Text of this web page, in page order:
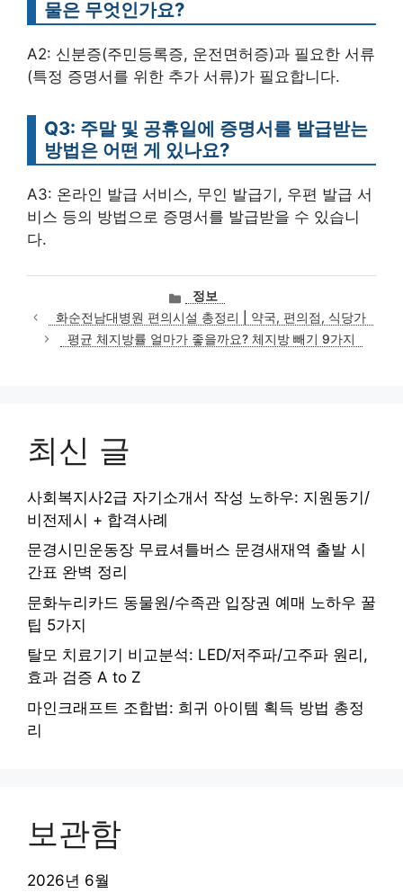
물은 무엇인가요?
A2: 신분증(주민등록증, 운전면허증)과 필요한 서류
(특정 증명서를 위한 추가 서류)가 필요합니다.
Q3: 주말 및 공휴일에 증명서를 발급받는
방법은 어떤 게 있나요?
A3: 온라인 발급 서비스, 무인 발급기, 우편 발급 서
비스 등의 방법으로 증명서를 발급받을 수 있습니
다.
카
테
고
리
정보
화순전남대병원 편의시설 총정리 | 약국, 편의점, 식당가
평균 체지방률 얼마가 좋을까요? 체지방 빼기 9가지
최신 글
사회복지사2급 자기소개서 작성 노하우: 지원동기/
비전제시 + 합격사례
문경시민운동장 무료셔틀버스 문경새재역 출발 시
간표 완벽 정리
문화누리카드 동물원/수족관 입장권 예매 노하우 꿀
팁 5가지
탈모 치료기기 비교분석: LED/저주파/고주파 원리,
효과 검증 A to Z
마인크래프트 조합법: 희귀 아이템 획득 방법 총정
리
보관함
2026년 6월